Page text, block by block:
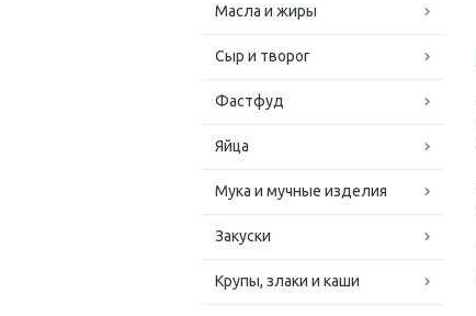
Масла и жиры
Сыр и творог
Фастфуд
Яйца
Мука и мучные изделия
Закуски
Крупы, злаки и каши